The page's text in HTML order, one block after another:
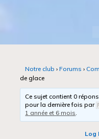
Notre club › Forums ›
de glace
Ce sujet contient 0
pour la dernière fois par
1 année et 6 mois.
Log